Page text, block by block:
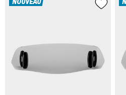
NOUVEAU